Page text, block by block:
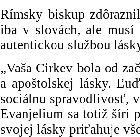
Rímsky biskup
iba v slovách, ale musí
autentickou službou
„Vaša Cirkev bola od
a apoštolskej lásky.
sociálnu spravodlivosť,
Evanjelium sa totiž šíri
svojej lásky priťahuje